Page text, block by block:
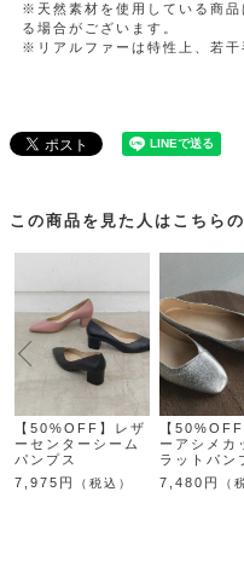
※天然素材を使用している商
る場合がございます。
※リアルファーは特性上、若干
この商品を見た人はこちら
【50%OFF】レザ
ーセンターシーム
パンプス
7,975円
（税込）
【
ーアシメカ
ラットパン
7,480円
（